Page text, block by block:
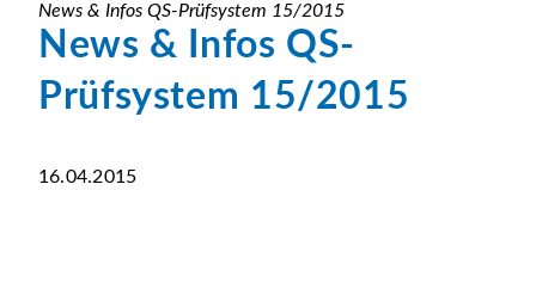
News & Infos QS-Prüfsystem 15/2015
News & Infos QS-
Prüfsystem 15/2015
16.04.2015